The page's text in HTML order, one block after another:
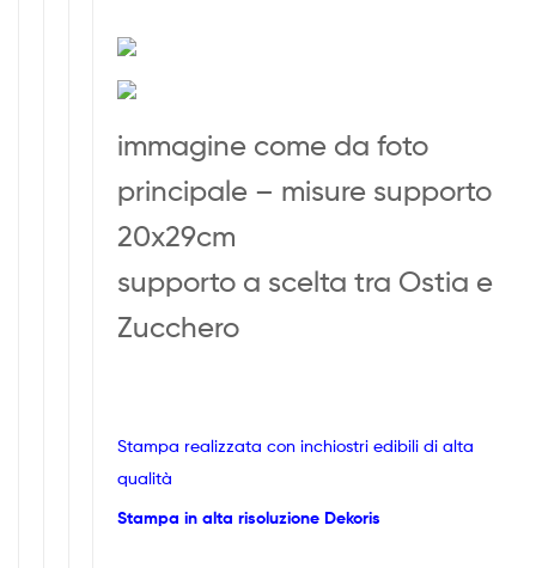
immagine come da foto
principale – misure supporto
20x29cm
supporto a scelta tra Ostia e
Zucchero
Stampa realizzata con inchiostri edibili di alta
qualità
Stampa in alta risoluzione Dekoris